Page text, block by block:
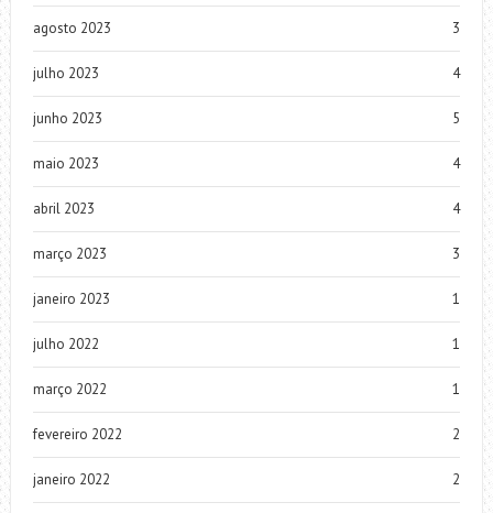
agosto 2023 3
julho 2023 4
junho 2023 5
maio 2023 4
abril 2023 4
março 2023 3
janeiro 2023 1
julho 2022 1
março 2022 1
fevereiro 2022 2
janeiro 2022 2